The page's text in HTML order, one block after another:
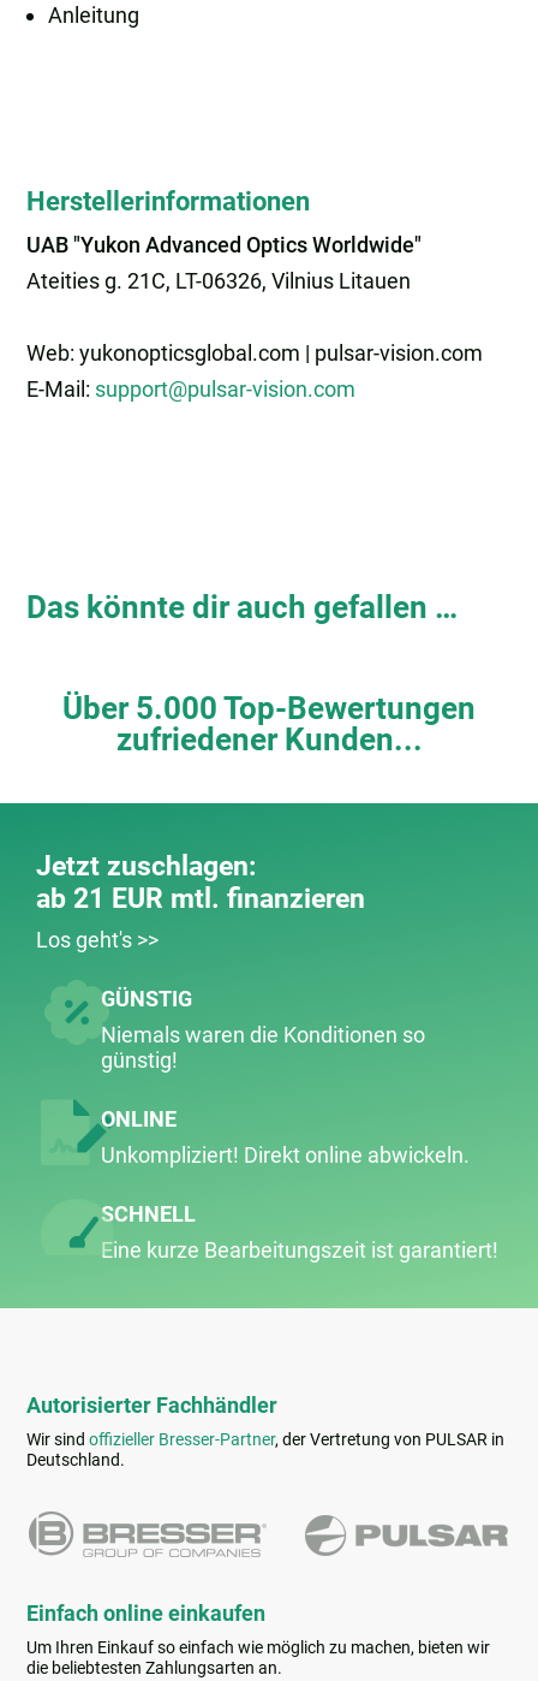
Anleitung
Herstellerinformationen
UAB "Yukon Advanced Optics Worldwide"
Ateities g. 21C, LT-06326, Vilnius Litauen
Web: yukonopticsglobal.com | pulsar-vision.com
E-Mail: support@pulsar-vision.com
Das könnte dir auch gefallen …
Über 5.000 Top-Bewertungen
zufriedener Kunden...
Jetzt zuschlagen:
ab 21 EUR mtl. finanzieren
Los geht's >>
GÜNSTIG
Niemals waren die Konditionen so
günstig!
ONLINE
Unkompliziert! Direkt online abwickeln.
SCHNELL
Eine kurze Bearbeitungs­zeit ist garantiert!
Autorisierter Fachhändler
Wir sindoffizieller Bresser-Partner, der Vertretung von PULSAR in
Deutschland.
Einfach online einkaufen
Um Ihren Einkauf so einfach wie möglich zu machen, bieten wir
die beliebtesten Zahlungsarten an.